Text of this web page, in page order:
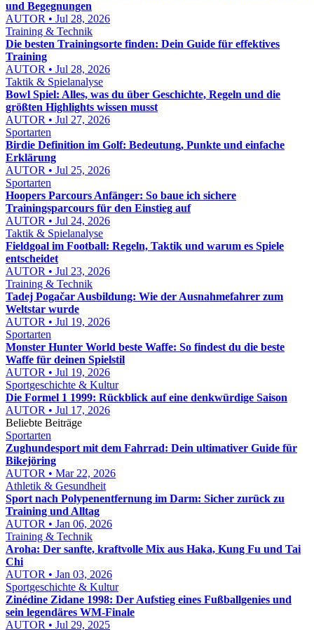
und Begegnungen
AUTOR • Jul 28, 2026
Training & Technik
Die besten Trainingsorte finden: Dein Guide für effektives
Training
AUTOR • Jul 28, 2026
Taktik & Spielanalyse
Bowl Spiel: Alles, was du über Geschichte, Regeln und die
größten Highlights wissen musst
AUTOR • Jul 27, 2026
Sportarten
Birdie Definition im Golf: Bedeutung, Punkte und einfache
Erklärung
AUTOR • Jul 25, 2026
Sportarten
Hoopers Parcours Anfänger: So baue ich sichere
Trainingsparcours für den Einstieg auf
AUTOR • Jul 24, 2026
Taktik & Spielanalyse
Fieldgoal im Football: Regeln, Taktik und warum es Spiele
entscheidet
AUTOR • Jul 23, 2026
Training & Technik
Tadej Pogačar Ausbildung: Wie der Ausnahmefahrer zum
Weltstar wurde
AUTOR • Jul 19, 2026
Sportarten
Monster Hunter World beste Waffe: So findest du die beste
Waffe für deinen Spielstil
AUTOR • Jul 19, 2026
Sportgeschichte & Kultur
Die Formel 1 1999: Rückblick auf eine denkwürdige Saison
AUTOR • Jul 17, 2026
Beliebte Beiträge
Sportarten
Zughundesport mit dem Fahrrad: Dein ultimativer Guide für
Bikejöring
AUTOR • Mar 22, 2026
Athletik & Gesundheit
Sport nach Polypenentfernung im Darm: Sicher zurück zu
Training und Alltag
AUTOR • Jan 06, 2026
Training & Technik
Aroha: Der sanfte, kraftvolle Mix aus Haka, Kung Fu und Tai
Chi
AUTOR • Jan 03, 2026
Sportgeschichte & Kultur
Zinédine Zidane 1998: Der Aufstieg eines Fußballgenies und
sein legendäres WM-Finale
AUTOR • Jul 29, 2025